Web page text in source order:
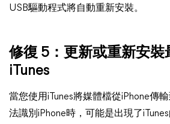
USB驅動程式將自動重新安裝。
修復 5：更新或重新安裝
iTunes
當您使用iTunes將媒體檔從iPhone傳
法識別iPhone時，可能是出現了